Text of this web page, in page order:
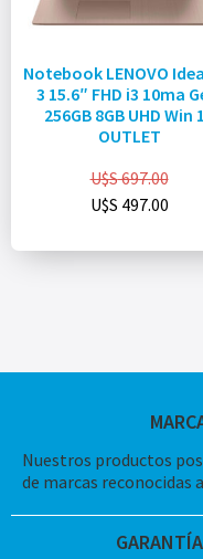
Notebook LENOVO
3 15.6″ FHD i3 10ma
256GB 8GB UHD Win
OUTLET
U$S697.00
U$S 497.00
Nuestros productos
de marcas reconocidas